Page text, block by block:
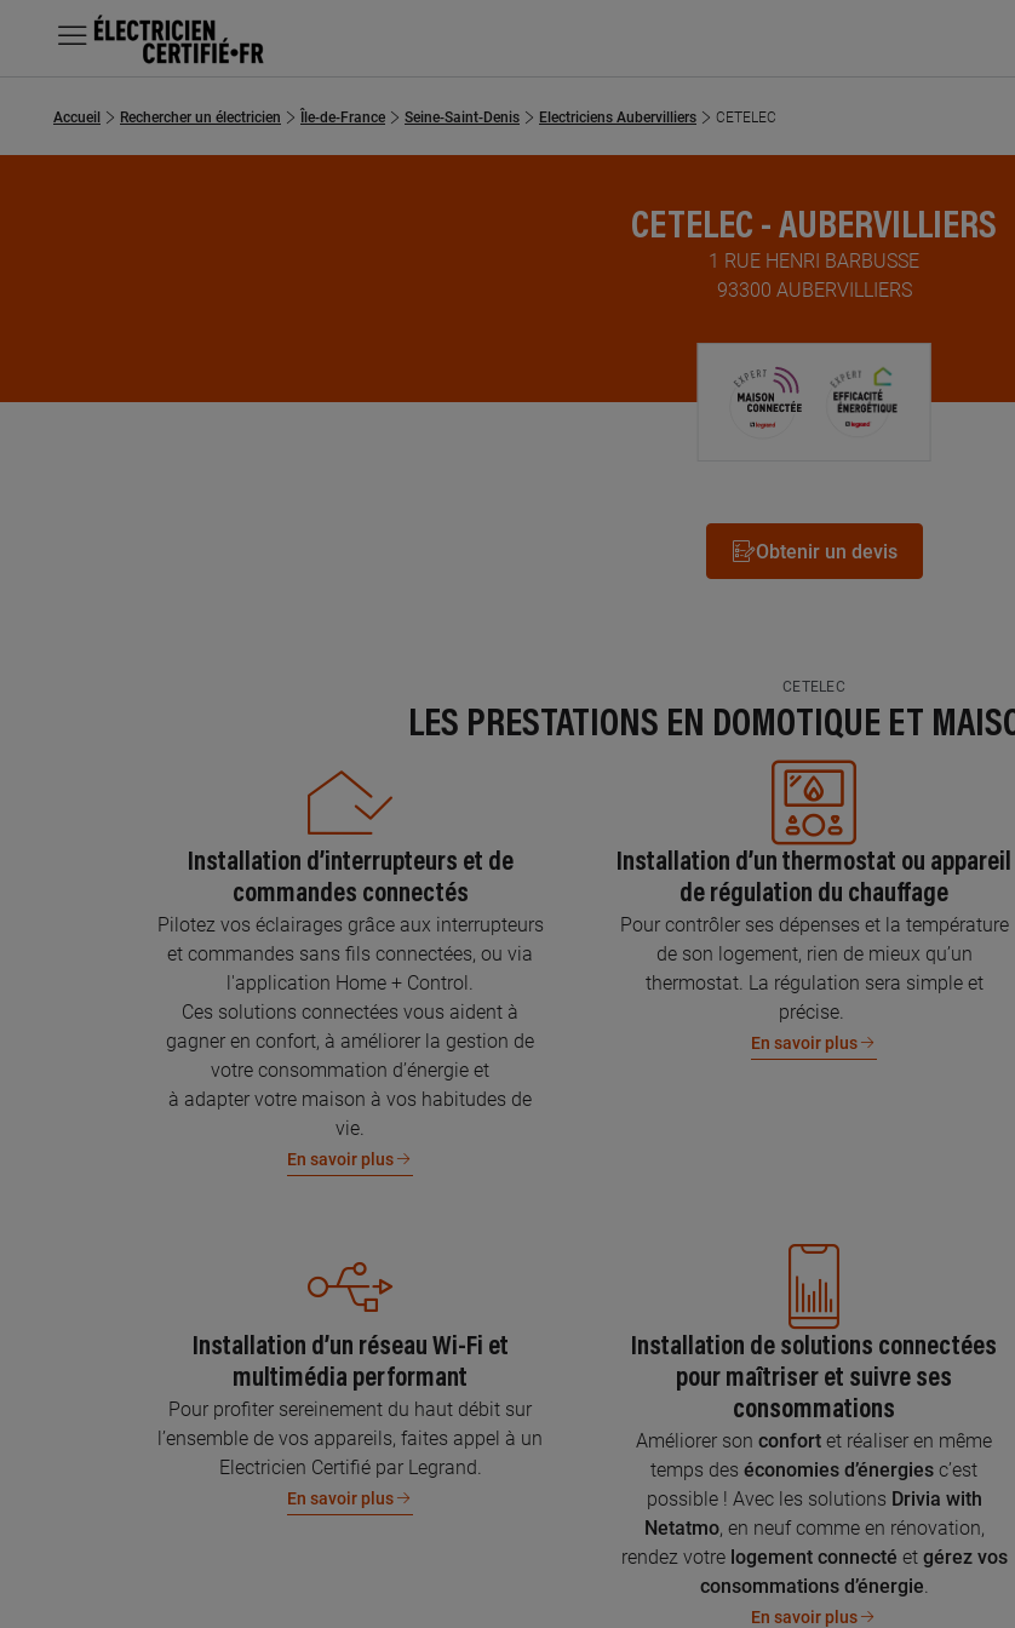
MENU
Chercher un électricien
Accueil Rechercher un électricien Île-de-France Seine-Saint-Denis Electriciens Aubervilliers CETELEC
CETELEC - AUBERVILLIERS
1 RUE HENRI BARBUSSE
93300 AUBERVILLIERS
Obtenir un devis
CETELEC
LES PRESTATIONS EN DOMOTIQUE ET
Installation d’interrupteurs et de
commandes connectés
Pilotez vos éclairages grâce aux interrupteurs
et commandes sans fils connectées, ou via
l'application Home + Control.
Ces solutions connectées vous aident à
gagner en confort, à améliorer la gestion de
votre consommation d’énergie et
à adapter votre maison à vos habitudes de
vie.
En savoir plus
Installation d’un thermostat ou appareil
de régulation du chauffage
Pour contrôler ses dépenses et la température
de son logement, rien de mieux qu’un
thermostat. La régulation sera simple et
précise.
En savoir plus
Installation d’un réseau Wi-Fi et
multimédia performant
Pour profiter sereinement du haut débit sur
l’ensemble de vos appareils, faites appel à un
Electricien Certifié par Legrand.
En savoir plus
Installation de solutions connectées
pour maîtriser et suivre ses
consommations
Améliorer son confort et réaliser en même
temps des économies d’énergies c’est
possible ! Avec les solutions Drivia with
Netatmo, en neuf comme en rénovation,
rendez votre logement connecté et gérez vos
consommations d’énergie.
En savoir plus